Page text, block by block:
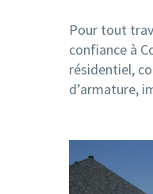
Pour tout
confiance à
résidentiel,
d’armature,